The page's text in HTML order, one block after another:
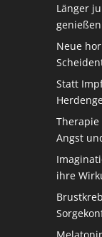
Länger
genießen
Neue
Statt
Therapie
Angst
ihre